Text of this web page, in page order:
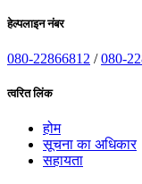
हेल्पलाइन नंबर
080-22866812 /080-
त्वरित लिंक
होम
सूचना का अधिकार
सहायता